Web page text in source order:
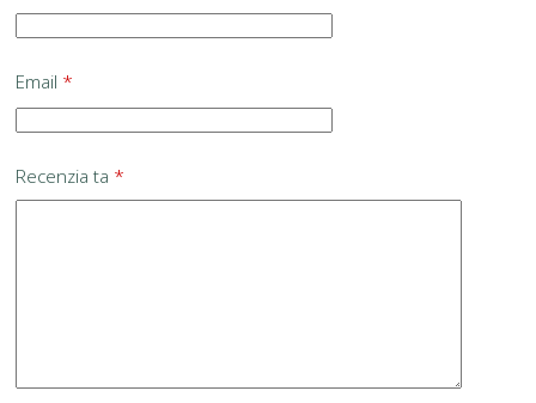
Email *
Recenzia ta *